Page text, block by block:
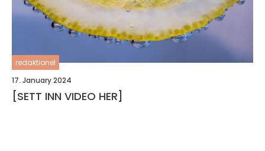
redaktionel
17. January 2024
[SETT INN VIDEO HER]